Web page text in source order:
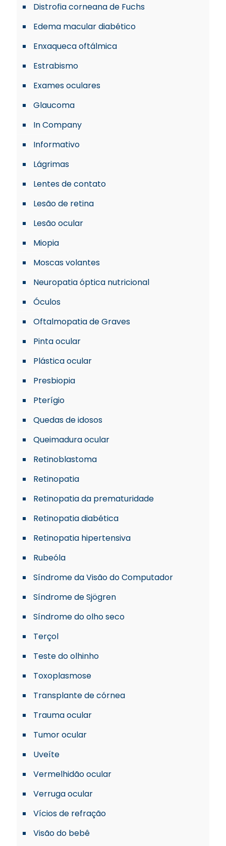
Distrofia corneana de Fuchs
Edema macular diabético
Enxaqueca oftálmica
Estrabismo
Exames oculares
Glaucoma
In Company
Informativo
Lágrimas
Lentes de contato
Lesão de retina
Lesão ocular
Miopia
Moscas volantes
Neuropatia óptica nutricional
Óculos
Oftalmopatia de Graves
Pinta ocular
Plástica ocular
Presbiopia
Pterígio
Quedas de idosos
Queimadura ocular
Retinoblastoma
Retinopatia
Retinopatia da prematuridade
Retinopatia diabética
Retinopatia hipertensiva
Rubeóla
Síndrome da Visão do Computador
Síndrome de Sjögren
Síndrome do olho seco
Terçol
Teste do olhinho
Toxoplasmose
Transplante de córnea
Trauma ocular
Tumor ocular
Uveíte
Vermelhidão ocular
Verruga ocular
Vícios de refração
Visão do bebê